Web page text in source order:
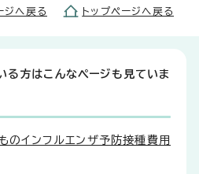
ジへ戻る トップページへ戻る
る方はこんなページも見ていま
ものインフルエンザ予防接種費用